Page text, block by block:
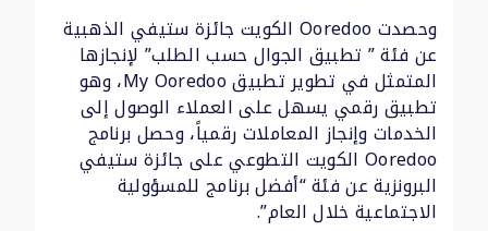
وحصدت Ooredoo الكويت جائزة ستيفي الذهبية
عن فئة ” تطبيق الجوال حسب الطلب” لإنجازها
المتمثل في تطوير تطبيق My Ooredoo، وهو
تطبيق رقمي يسهل على العملاء الوصول إلى
الخدمات وإنجاز المعاملات رقمياً، وحصل برنامج
Ooredoo الكويت التطوعي على جائزة ستيفي
البرونزية عن فئة “أفضل برنامج للمسؤولية
الاجتماعية خلال العام”.